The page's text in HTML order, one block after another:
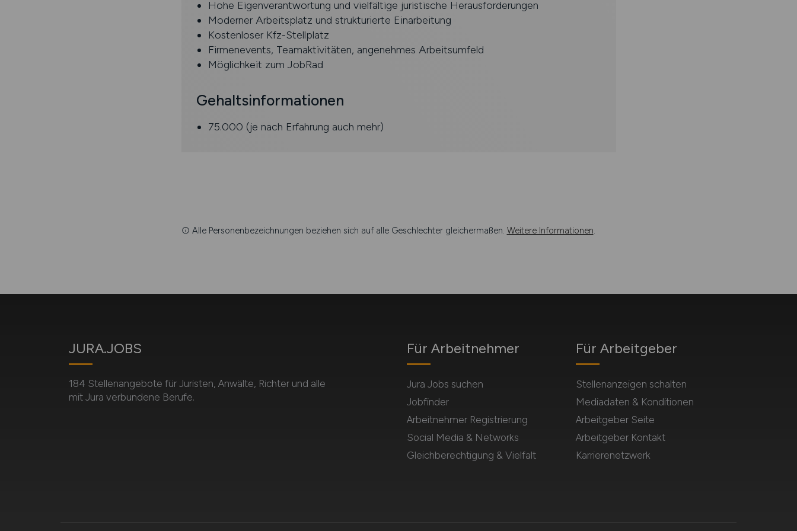
Hohe Eigenverantwortung und vielfältige juristische Herausforderungen
Moderner Arbeitsplatz und strukturierte Einarbeitung
Kostenloser Kfz-Stellplatz
Firmenevents, Teamaktivitäten, angenehmes Arbeitsumfeld
Möglichkeit zum JobRad
Gehaltsinformationen
75.000 (je nach Erfahrung auch mehr)
Alle Personenbezeichnungen beziehen sich auf alle Geschlechter gleichermaßen. Weitere Informationen.
JURA.JOBS
184 Stellenangebote für Juristen, Anwälte, Richter und alle
mit Jura verbundene Berufe.
Für Arbeitnehmer
Jura Jobs suchen
Jobfinder
Arbeitnehmer Registrierung
Social Media & Networks
Gleichberechtigung & Vielfalt
Für Arbeitgeber
Stellenanzeigen schalten
Mediadaten & Konditionen
Arbeitgeber Seite
Arbeitgeber Kontakt
Karrierenetzwerk